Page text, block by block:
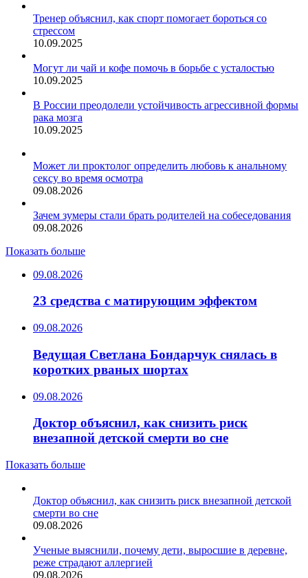
Тренер объяснил, как спорт помогает бороться со
стрессом
10.09.2025
Могут ли чай и кофе помочь в борьбе с усталостью
10.09.2025
В России преодолели устойчивость агрессивной формы
рака мозга
10.09.2025
Может ли проктолог определить любовь к анальному
сексу во время осмотра
09.08.2026
Зачем зумеры стали брать родителей на собеседования
09.08.2026
Показать больше
09.08.2026
23 средства с матирующим эффектом
09.08.2026
Ведущая Светлана Бондарчук снялась в
коротких рваных шортах
09.08.2026
Доктор объяснил, как снизить риск
внезапной детской смерти во сне
Показать больше
Доктор объяснил, как снизить риск внезапной детской
смерти во сне
09.08.2026
Ученые выяснили, почему дети, выросшие в деревне,
реже страдают аллергией
09.08.2026